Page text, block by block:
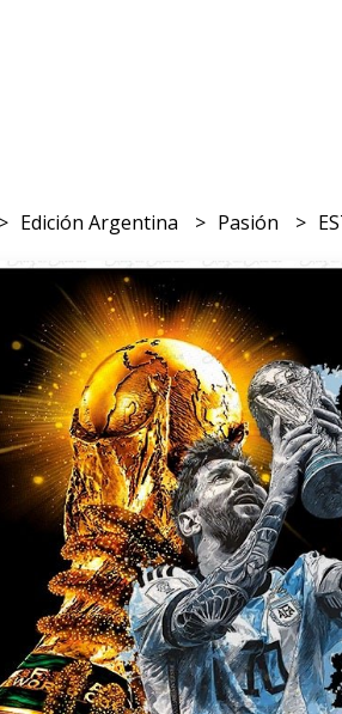
Edición Argentina Pasión